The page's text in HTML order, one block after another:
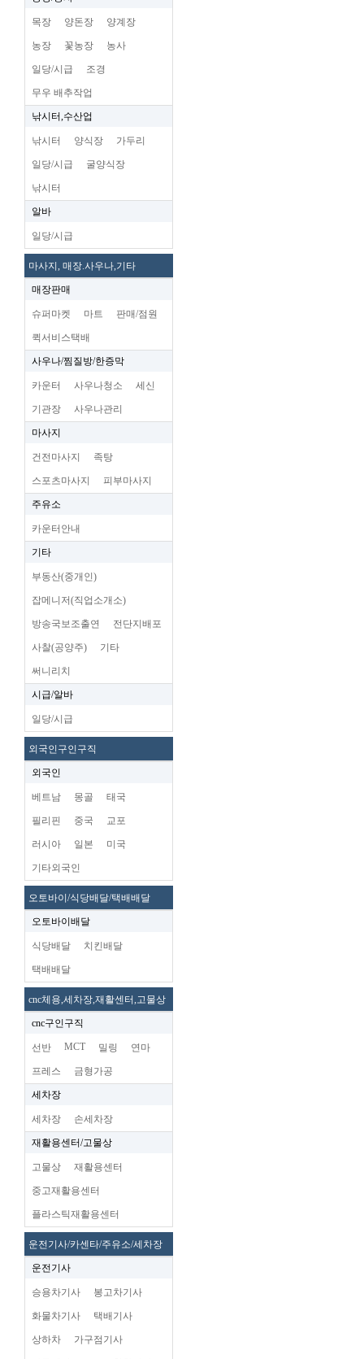
목장 양돈장 양계장
농장 꽃농장 농사
일당/시급 조경
무우 배추작업
낚시터,수산업
낚시터 양식장 가두리
일당/시급 굴양식장
낚시터
알바
일당/시급
마사지, 매장.사우나,기타
매장판매
슈퍼마켓 마트 판매/점원
퀵서비스택배
사우나/찜질방/한증막
카운터 사우나청소 세신
기관장 사우나관리
마사지
건전마사지 족탕
스포츠마사지 피부마사지
주유소
카운터안내
기타
부동산(중개인)
잡메니저(직업소개소)
방송국보조출연 전단지배포
사찰(공양주) 기타
써니리치
시급/알바
일당/시급
외국인구인구직
외국인
베트남 몽골 태국
필리핀 중국 교포
러시아 일본 미국
기타외국인
오토바이/식당배달/택배배달
오토바이배달
식당배달 치킨배달
택배배달
cnc체용,세차장,재활센터,고물상
cnc구인구직
선반 MCT 밀링 연마
프레스 금형가공
세차장
세차장 손세차장
재활용센터/고물상
고물상 재활용센터
중고재활용센터
플라스틱재활용센터
운전기사/카센타/주유소/세차장
운전기사
승용차기사 봉고차기사
화물차기사 택배기사
상하차 가구점기사